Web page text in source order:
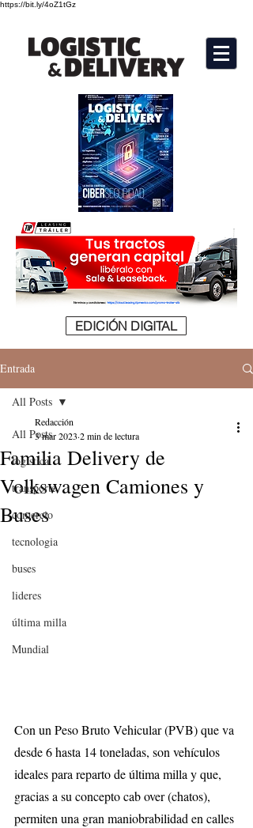
https://bit.ly/4oZ1tGz
EDICIÓN DIGITAL
Entrada
All Posts
logistica
transporte
comercio
tecnologia
buses
lideres
última milla
Mundial
All Posts
Familia Delivery de
Volkswagen Camiones y
Buses
Redacción
3 mar 2023 2 min de lectura
Con un Peso Bruto Vehicular (PVB) que va
desde 6 hasta 14 toneladas, son vehículos
ideales para reparto de última milla y que,
gracias a su concepto cab over (chatos),
permiten una gran maniobrabilidad en calles